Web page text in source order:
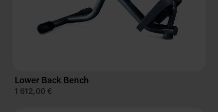
Lower Back Bench
1 612,00 €